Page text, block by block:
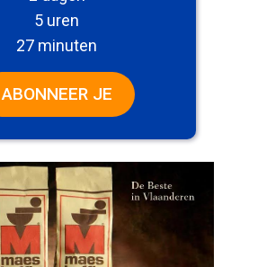
5 uren
27 minuten
ABONNEER JE